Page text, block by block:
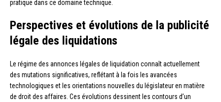
pratique dans ce domaine technique.
Perspectives et évolutions de la publicité
légale des liquidations
Le régime des annonces légales de liquidation connaît actuellement
des mutations significatives, reflétant à la fois les avancées
technologiques et les orientations nouvelles du législateur en matière
de droit des affaires. Ces évolutions dessinent les contours d’un